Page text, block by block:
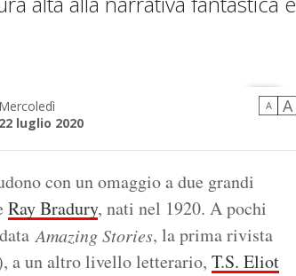
Mercoledì
22 luglio 2020
A A
con un omaggio a due grandi
Ray Bradury, nati nel 1920. A pochi
Amazing Stories, la prima rivista
a un altro livello letterario, T.S. Eliot